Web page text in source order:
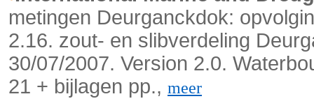
metingen Deurganckdok:
2.16. zout- en slibverdeling
30/07/2007. Version 2.0.
21 + bijlagen pp., meer